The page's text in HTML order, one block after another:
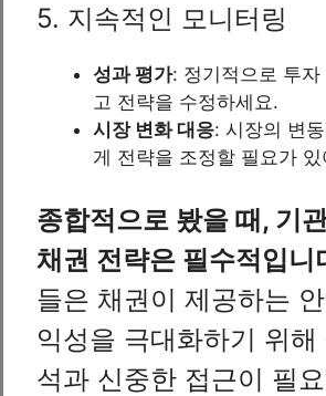
5. 지속적인 모니터링
성과 평가: 정기적으로 투
고 전략을 수정하세요.
시장 변화 대응: 시장의 변
게 전략을 조정할 필요가 있
종합적으로 봤을 때, 기
채권 전략은 필수적입니
들은 채권이 제공하는
익성을 극대화하기 위해
석과 신중한 접근이 필